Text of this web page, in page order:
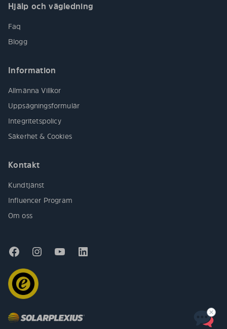
Hjälp och vägledning
Faq
Blogg
Information
Allmänna Villkor
Uppsägningsformulär
Integritetspolicy
Säkerhet & Cookies
Kontakt
Kundtjänst
Influencer Program
Om oss